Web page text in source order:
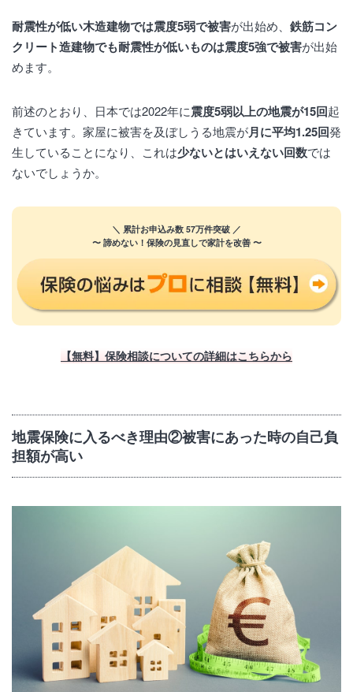
耐震性が低い木造建物では震度5弱で被害が出始め、 鉄筋コン
クリート造建物でも耐震性が低いものは震度5強で被害が出始
めます。
前述のとおり、日本では2022年に震度5弱以上の地震が15回起
きています。家屋に被害を及ぼしうる地震が月に平均1.25回発
生していることになり、これは少ないとはいえない回数では
ないでしょうか。
＼ 累計お申込み数 57万件突破 ／
〜 諦めない！保険の見直しで家計を改善 〜
【無料】保険相談についての詳細はこちらから
地震保険に入るべき理由②被害にあった時の自己負
担額が高い